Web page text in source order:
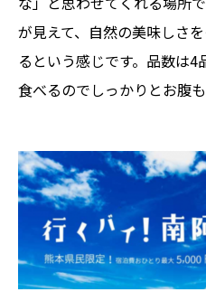
が見えて、自然の美味しさ
るという感じです。品数は
食べるのでしっかりとお腹